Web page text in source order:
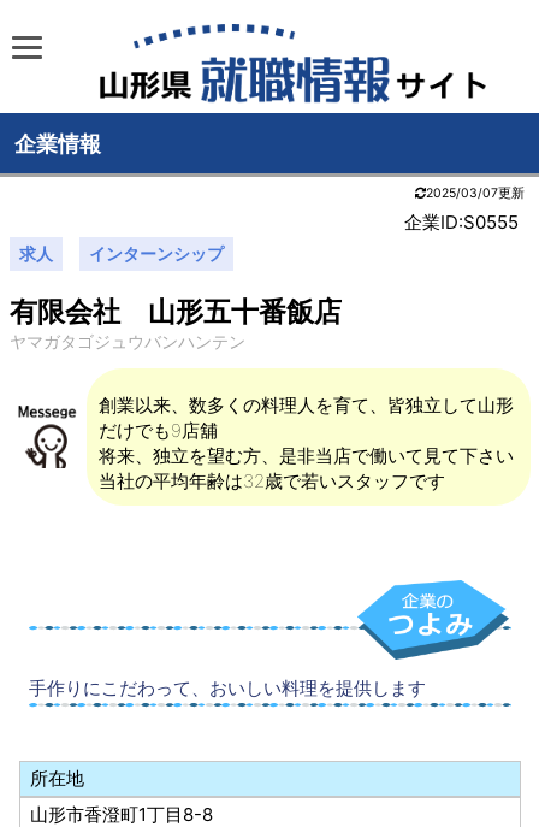
企業情報
2025/03/07更新
企業ID:S0555
求人 インターンシップ
有限会社 山形五十番飯店
ヤマガタゴジュウバンハンテン
創業以来、数多くの料理人を育て、皆独立して山形
だけでも9店舖
将来、独立を望む方、是非当店で働いて見て下さい
当社の平均年齢は32歳で若いスタッフです
手作りにこだわって、おいしい料理を提供します
所在地
山形市香澄町1丁目8-8